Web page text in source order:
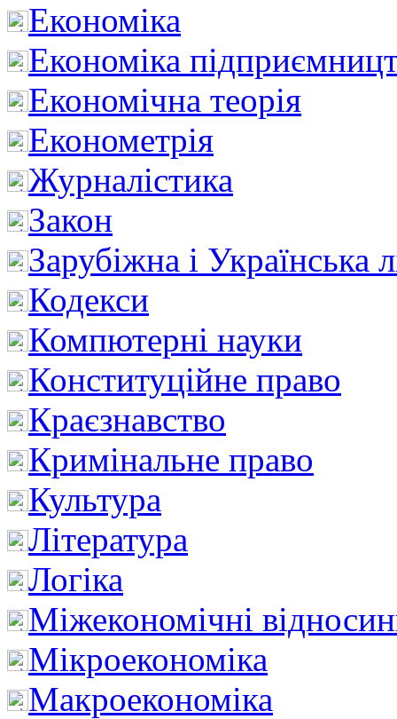
Економіка
Економіка
Економічна теорія
Економетрія
Журналістика
Закон
Зарубіжна і Українська
Кодекси
Компютерні науки
Конституційне право
Краєзнавство
Кримінальне право
Культура
Література
Логіка
Міжекономічні
Мікроекономіка
Макроекономіка